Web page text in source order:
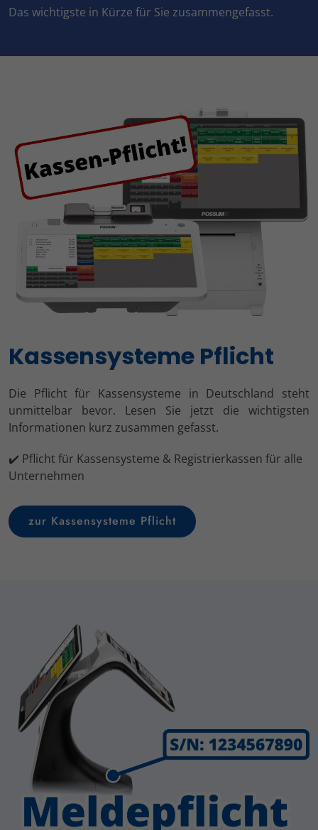
Das wichtigste in Kürze für Sie zusammengefasst.
Kassensysteme Pflicht
Die Pflicht für Kassensysteme in Deutschland steht
unmittelbar bevor. Lesen Sie jetzt die wichtigsten
Informationen kurz zusammen gefasst.
✔️ Pflicht für Kassensysteme & Registrierkassen für alle
Unternehmen
zur Kassensysteme Pflicht